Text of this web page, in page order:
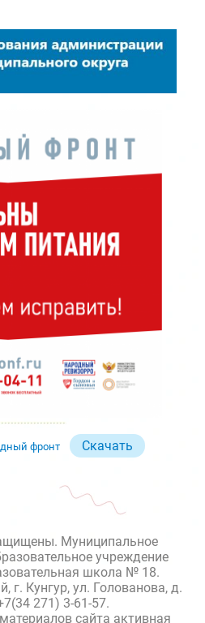
фронт Скачать
Муниципальное
учреждение
школа № 18.
г. Кунгур, ул. Голованова, д.
271) 3-61-57.
сайта активная